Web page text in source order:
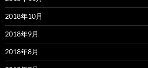
2018年10月
2018年9月
2018年8月